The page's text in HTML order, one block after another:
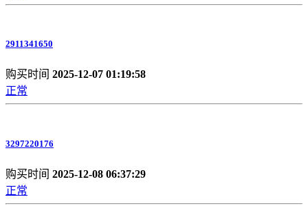
2911341650
购买时间 2025-12-07 01:19:58
正常
3297220176
购买时间 2025-12-08 06:37:29
正常